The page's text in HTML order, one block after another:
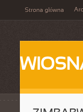
Strona główna